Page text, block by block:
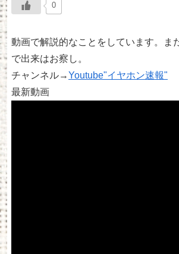
0
動画で解説的なことをしています。ま
で出来はお察し。
チャンネル→Youtube"イヤホン速報"
最新動画